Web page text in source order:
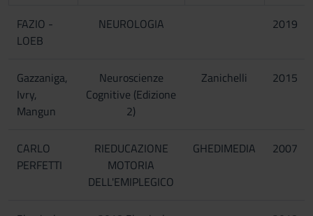
FAZIO -
LOEB
NEUROLOGIA 2019
Gazzaniga,
Ivry,
Mangun
Neuroscienze
Cognitive (Edizione
2)
Zanichelli 2015
CARLO
PERFETTI
RIEDUCAZIONE
MOTORIA
DELL'EMIPLEGICO
GHEDIMEDIA 2007